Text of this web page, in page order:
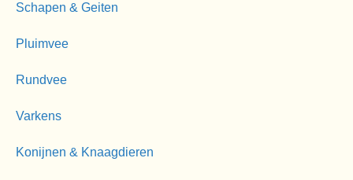
Schapen & Geiten
Pluimvee
Rundvee
Varkens
Konijnen & Knaagdieren